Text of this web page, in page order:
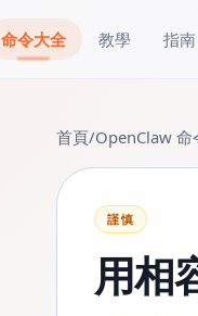
命令大全 教學 指南
首頁/OpenClaw 命
謹慎
用相